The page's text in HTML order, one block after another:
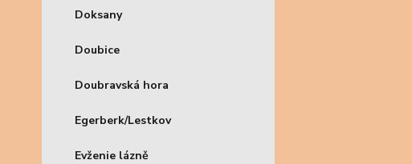
Doksany
Doubice
Doubravská hora
Egerberk/Lestkov
Evženie lázně